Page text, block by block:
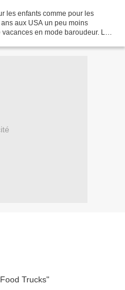
les enfants comme pour les
aux USA un peu moins
en mode baroudeur. Les